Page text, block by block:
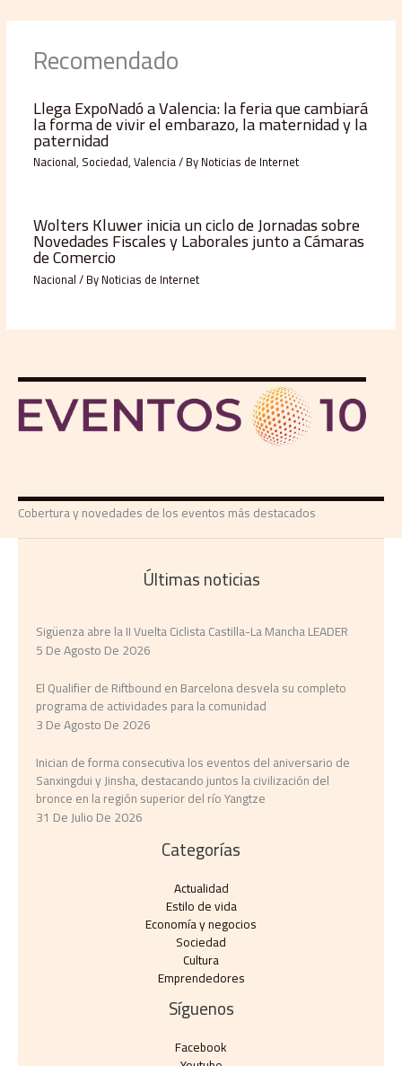
Recomendado
Llega ExpoNadó a Valencia: la feria que cambiará
la forma de vivir el embarazo, la maternidad y la
paternidad
Nacional, Sociedad,Valencia/ ByNoticias de Internet
Wolters Kluwer inicia un ciclo de Jornadas sobre
Novedades Fiscales y Laborales junto a Cámaras
de Comercio
Nacional/ ByNoticias de Internet
Cobertura y novedades de los eventos más destacados
Últimas noticias
Sigüenza abre la II Vuelta Ciclista Castilla-La Mancha LEADER
5 De Agosto De 2026
El Qualifier de Riftbound en Barcelona desvela su completo
programa de actividades para la comunidad
3 De Agosto De 2026
Inician de forma consecutiva los eventos del aniversario de
Sanxingdui y Jinsha, destacando juntos la civilización del
bronce en la región superior del río Yangtze
31 De Julio De 2026
Categorías
Actualidad
Estilo de vida
Economía y negocios​
Sociedad
Cultura
Emprendedores
Síguenos
Facebook